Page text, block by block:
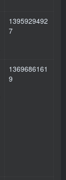
1395929492
7
1369686161
9